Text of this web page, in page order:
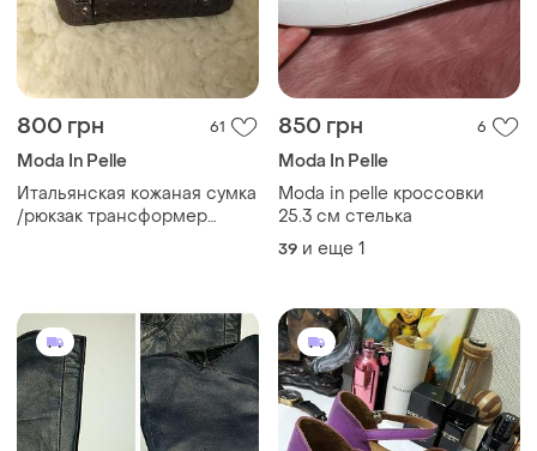
800 грн 61
Moda In Pelle
Итальянская кожаная сумка
/рюкзак трансформер
850 грн 6
Moda In Pelle
Moda in pelle кроссовки
25.3 см стелька
39 и еще 1